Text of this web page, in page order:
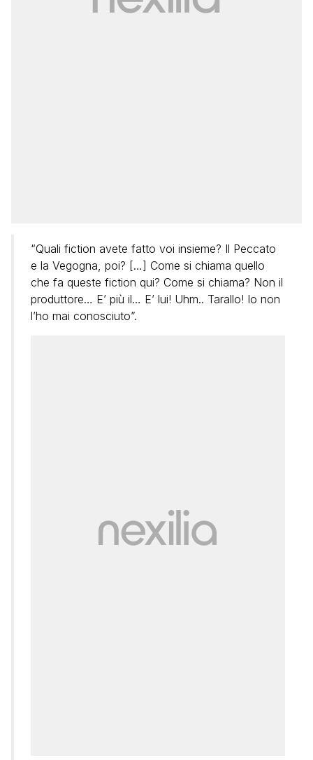
“Quali fiction avete fatto voi insieme? Il Peccato
e la Vegogna, poi? […] Come si chiama quello
che fa queste fiction qui? Come si chiama? Non il
produttore… E’ più il… E’ lui! Uhm.. Tarallo! Io non
l’ho mai conosciuto”.